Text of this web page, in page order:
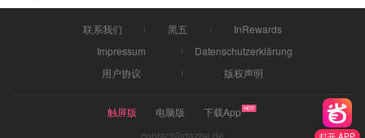
联系我们 黑五
InRewards
Impressum
Datenschutzerklärung
用户协议
版权声明
触屏版 电脑版
下载App